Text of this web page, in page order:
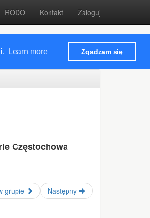
Learn more Zgadzam się
RODO Kontakt Zaloguj
Częstochowa
Następny
grupie